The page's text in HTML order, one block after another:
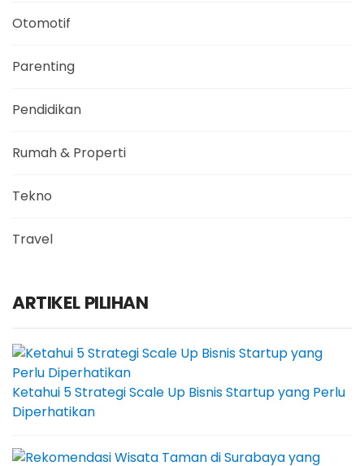
Otomotif
Parenting
Pendidikan
Rumah & Properti
Tekno
Travel
ARTIKEL PILIHAN
Ketahui 5 Strategi Scale Up Bisnis Startup yang Perlu
Diperhatikan